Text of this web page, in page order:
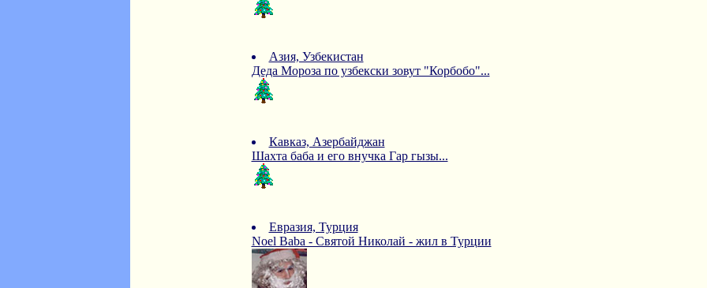
Азия, Узбекистан
Деда Мороза по узбекски зовут "Корбобо"...
Кавказ, Азербайджан
Шахта баба и его внучка Гар гызы...
Евразия, Турция
Noel Baba - Святой Николай - жил в Турции